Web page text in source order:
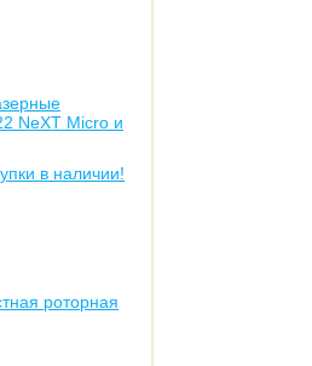
NeXT Micro и
в наличии!
роторная